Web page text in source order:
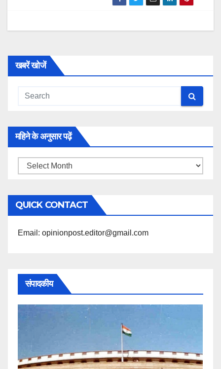
खबरें खोजें
महिने के अनुसार पढ़ें
महिने
अनुसार
पढ़ें
QUICK CONTACT
Email: opinionpost.editor@gmail.com
संपादकीय